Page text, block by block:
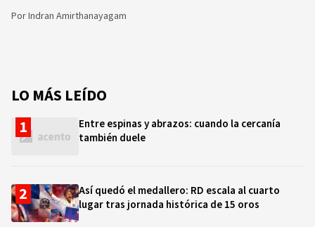
PorIndran Amirthanayagam
LO MÁS LEÍDO
Entre espinas y abrazos: cuando la cercanía
también duele
Así quedó el medallero: RD escala al cuarto
lugar tras jornada histórica de 15 oros